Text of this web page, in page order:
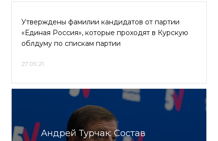
Утверждены фамилии кандидатов от партии
«Единая Россия», которые проходят в Курскую
облдуму по спискам партии
27.09.21
Андрей Турчак: Состав